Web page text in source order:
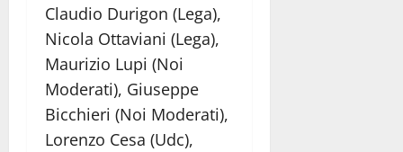
Claudio Durigon (Lega),
Nicola Ottaviani (Lega),
Maurizio Lupi (Noi
Moderati), Giuseppe
Bicchieri (Noi Moderati),
Lorenzo Cesa (Udc),